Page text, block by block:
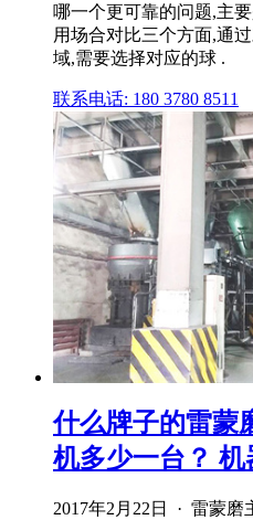
哪一个更可靠的问题,主
用场合对比三个方面,通
域,需要选择对应的球 .
联系电话: 180 3780 8511
什么牌子的雷蒙
机多少一台？ 机
2017年2月22日 · 雷蒙磨